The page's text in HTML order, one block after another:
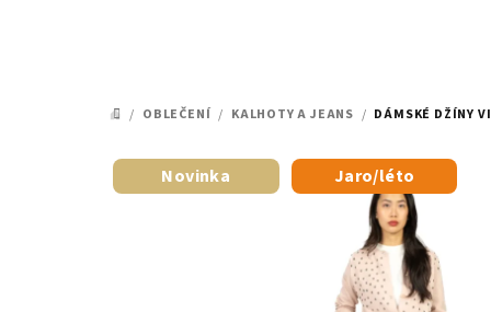
DOMŮ
/ OBLEČENÍ / KALHOTY A JEANS / DÁMSKÉ DŽÍNY
Novinka Jaro/léto